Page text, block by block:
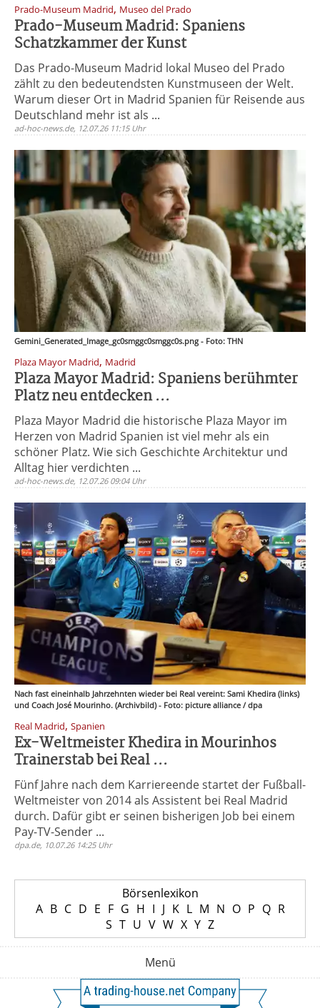
Prado-Museum Madrid, Museo del Prado
Prado-Museum Madrid: Spaniens
Schatzkammer der Kunst
Das Prado-Museum Madrid lokal Museo del Prado
zählt zu den bedeutendsten Kunstmuseen der Welt.
Warum dieser Ort in Madrid Spanien für Reisende aus
Deutschland mehr ist als ...
ad-hoc-news.de, 12.07.26 11:15 Uhr
Gemini_Generated_Image_gc0smggc0smggc0s.png - Foto: THN
Plaza Mayor Madrid, Madrid
Plaza Mayor Madrid: Spaniens berühmter
Platz neu entdecken ...
Plaza Mayor Madrid die historische Plaza Mayor im
Herzen von Madrid Spanien ist viel mehr als ein
schöner Platz. Wie sich Geschichte Architektur und
Alltag hier verdichten ...
ad-hoc-news.de, 12.07.26 09:04 Uhr
Nach fast eineinhalb Jahrzehnten wieder bei Real vereint: Sami Khedira (links)
und Coach José Mourinho. (Archivbild) - Foto: picture alliance / dpa
Real Madrid, Spanien
Ex-Weltmeister Khedira in Mourinhos
Trainerstab bei Real ...
Fünf Jahre nach dem Karriereende startet der Fußball-
Weltmeister von 2014 als Assistent bei Real Madrid
durch. Dafür gibt er seinen bisherigen Job bei einem
Pay-TV-Sender ...
dpa.de, 10.07.26 14:25 Uhr
Börsenlexikon
A B C D E F G H I J K L M N O P Q R
S T U V W X Y Z
Menü